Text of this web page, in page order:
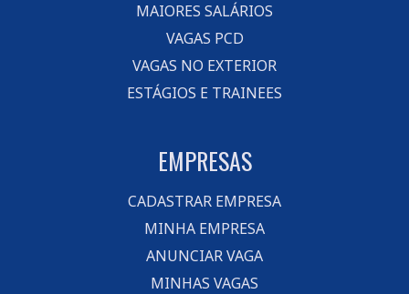
MAIORES SALÁRIOS
VAGAS PCD
VAGAS NO EXTERIOR
ESTÁGIOS E TRAINEES
EMPRESAS
CADASTRAR EMPRESA
MINHA EMPRESA
ANUNCIAR VAGA
MINHAS VAGAS